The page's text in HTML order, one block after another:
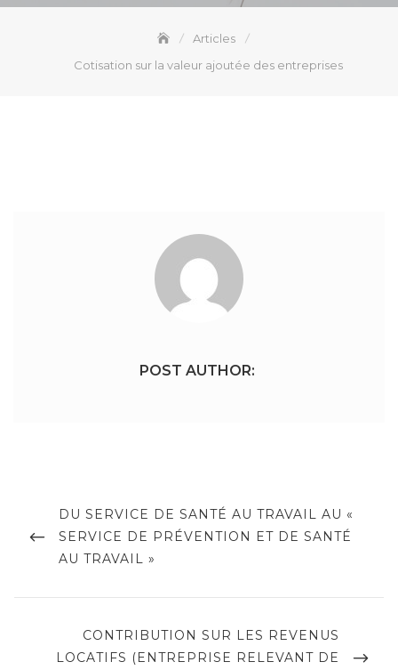
Articles
Cotisation sur la valeur ajoutée des entreprises
POST AUTHOR:
l’article
PREVIOUS
POST
DU SERVICE DE SANTÉ AU TRAVAIL AU «
SERVICE DE PRÉVENTION ET DE SANTÉ
AU TRAVAIL »
NEXT
POST
CONTRIBUTION SUR LES REVENUS
LOCATIFS (ENTREPRISE RELEVANT DE